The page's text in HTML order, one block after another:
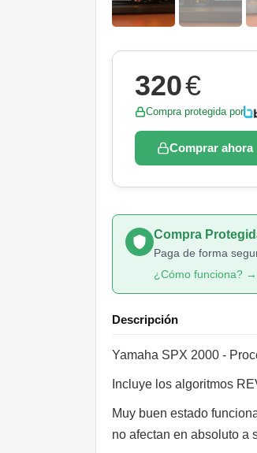
320€
Compra protegida por
Comprar ahora
Compra
Paga de forma
¿Cómo funciona? →
Descripción
Yamaha SPX 2000 -
Incluye los algoritmos
Muy buen estado
no afectan en absoluto a